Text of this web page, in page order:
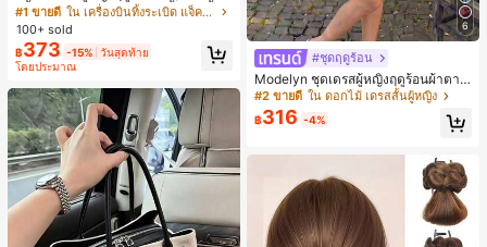
สีพื้น หนังเทียม สไตล์ปกคอเสื้อ ซิปขึ้น
แขนยาว สไตล์ลำลอง วิทยาลัย สนามบิ
น เสื้อนอก สีน้ำตาล สไตล์สบายๆ ฤดูใบ
ไม้ร่วง
#1 ขายดี
ใน เครื่องบินทิ้งระเบิด แจ็คเก็ตผู้หญิง
100+ sold
฿373 -15% วันสุดท้าย
โดยประมาณ
6
#ชุดฤดูร้อน
Modelyn ชุดเดรสผู้หญิงฤดูร้อนผ้าตาข่
ายพิมพ์ลาย คอไม่สมมาตร จับจีบ หรูหร
า เซ็กซี่
#2 ขายดี ใน ดอกไม้ เดรสสั้นผู้หญิง
฿316 -4%